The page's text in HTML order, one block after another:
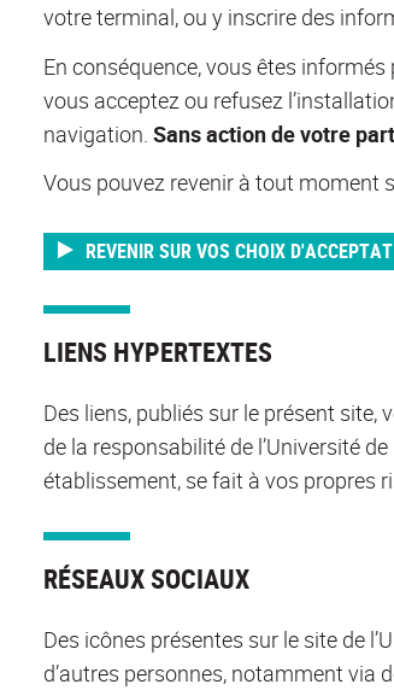
votre terminal, ou y inscrire des
En conséquence, vous êtes
vous acceptez ou refusez
navigation. Sans action de votre
Vous pouvez revenir à tout moment
REVENIR SUR VOS CHOIX
LIENS HYPERTEXTES
Des liens, publiés sur le présent site,
de la responsabilité de l’Université
établissement, se fait à vos propres
RÉSEAUX SOCIAUX
Des icônes présentes sur le site de
d’autres personnes, notamment via